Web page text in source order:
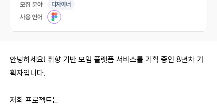
모집 분야 디자이너
사용 언어
안녕하세요! 취향 기반 모임 플랫폼 서비스를 기획 중인 8년차 기
획자입니다.
저희 프로젝트는